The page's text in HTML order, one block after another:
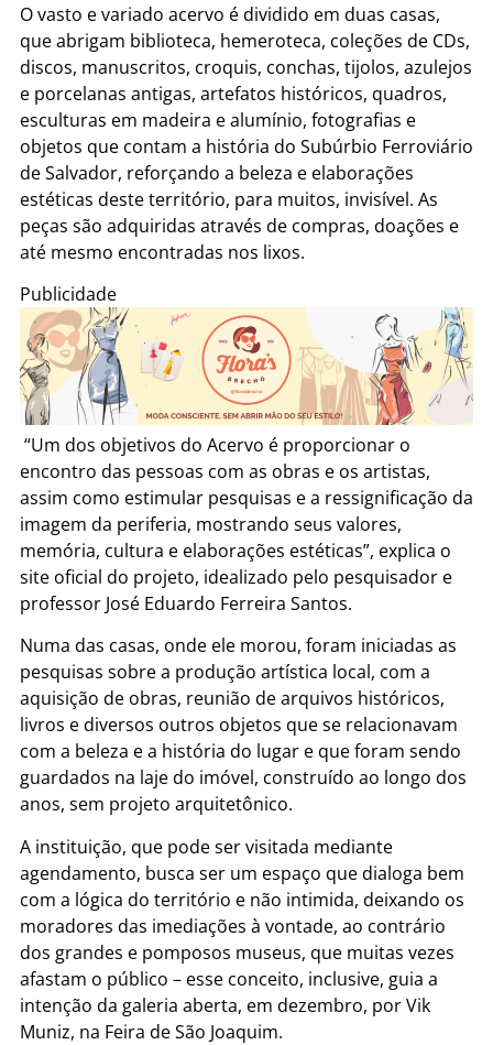
O vasto e variado acervo é dividido em duas casas,
que abrigam biblioteca, hemeroteca, coleções de CDs,
discos, manuscritos, croquis, conchas, tijolos, azulejos
e porcelanas antigas, artefatos históricos, quadros,
esculturas em madeira e alumínio, fotografias e
objetos que contam a história do Subúrbio Ferroviário
de Salvador, reforçando a beleza e elaborações
estéticas deste território, para muitos, invisível. As
peças são adquiridas através de compras, doações e
até mesmo encontradas nos lixos.
Publicidade
“Um dos objetivos do Acervo é proporcionar o
encontro das pessoas com as obras e os artistas,
assim como estimular pesquisas e a ressignificação da
imagem da periferia, mostrando seus valores,
memória, cultura e elaborações estéticas”, explica o
site oficial do projeto, idealizado pelo pesquisador e
professor José Eduardo Ferreira Santos.
Numa das casas, onde ele morou, foram iniciadas as
pesquisas sobre a produção artística local, com a
aquisição de obras, reunião de arquivos históricos,
livros e diversos outros objetos que se relacionavam
com a beleza e a história do lugar e que foram sendo
guardados na laje do imóvel, construído ao longo dos
anos, sem projeto arquitetônico.
A instituição, que pode ser visitada mediante
agendamento, busca ser um espaço que dialoga bem
com a lógica do território e não intimida, deixando os
moradores das imediações à vontade, ao contrário
dos grandes e pomposos museus, que muitas vezes
afastam o público – esse conceito, inclusive, guia a
intenção da galeria aberta, em dezembro, por Vik
Muniz, na Feira de São Joaquim.